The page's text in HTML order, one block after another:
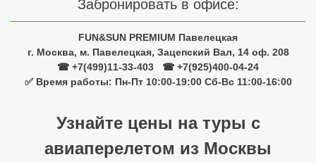
Забронировать в офисе:
FUN&SUN PREMIUM Павелецкая
г. Москва, м. Павелецкая, Зацепский Вал, 14 оф. 208
☎ +7(499)11-33-403
☎ +7(925)400-04-24
✅ Время работы: Пн-Пт 10:00-19:00 Сб-Вс 11:00-16:00
Узнайте цены на туры с
авиаперелетом из Москвы
Сетевые отели Шри Ланки
Сетевые отели Вьетнама
Сетевые отели Мальдив
Сетевые отели Бали